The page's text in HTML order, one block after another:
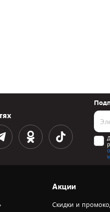
Акции
Скидки и